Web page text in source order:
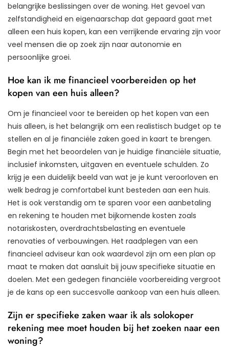
belangrijke beslissingen over de woning. Het gevoel van
zelfstandigheid en eigenaarschap dat gepaard gaat met
alleen een huis kopen, kan een verrijkende ervaring zijn voor
veel mensen die op zoek zijn naar autonomie en
persoonlijke groei.
Hoe kan ik me financieel voorbereiden op het
kopen van een huis alleen?
Om je financieel voor te bereiden op het kopen van een
huis alleen, is het belangrijk om een realistisch budget op te
stellen en al je financiële zaken goed in kaart te brengen.
Begin met het beoordelen van je huidige financiële situatie,
inclusief inkomsten, uitgaven en eventuele schulden. Zo
krijg je een duidelijk beeld van wat je je kunt veroorloven en
welk bedrag je comfortabel kunt besteden aan een huis.
Het is ook verstandig om te sparen voor een aanbetaling
en rekening te houden met bijkomende kosten zoals
notariskosten, overdrachtsbelasting en eventuele
renovaties of verbouwingen. Het raadplegen van een
financieel adviseur kan ook waardevol zijn om een plan op
maat te maken dat aansluit bij jouw specifieke situatie en
doelen. Met een gedegen financiële voorbereiding vergroot
je de kans op een succesvolle aankoop van een huis alleen.
Zijn er specifieke zaken waar ik als solokoper
rekening mee moet houden bij het zoeken naar een
woning?